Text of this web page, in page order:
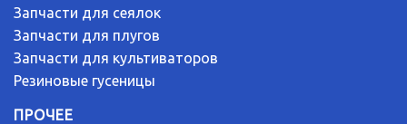
Запчасти для сеялок
Запчасти для плугов
Запчасти для культиваторов
Резиновые гусеницы
ПРОЧЕЕ